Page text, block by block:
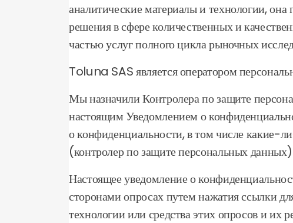
аналитические материалы и технологии,
решения в сфере количественных и
частью услуг полного цикла рыночных
Toluna SAS является оператором
Мы назначили Контролера по защите
настоящим Уведомлением о
о конфиденциальности, в том числе какие-
(контролер по защите персональных
Настоящее уведомление о
сторонами опросах путем нажатия ссылки
технологии или средства этих опросов и их